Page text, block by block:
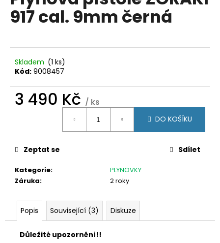
0,0
z917 cal. 9mm černá
Skladem (1 ks)
Kód: 9008457
3 490 Kč / ks
DO KOŠÍKU
Kategorie:
PLYNOVKY
Záruka: 2 roky
Zeptat se Sdílet
Popis Související (3) Diskuze
Důležité upozornění!!
a
j
t
?
o
p
č